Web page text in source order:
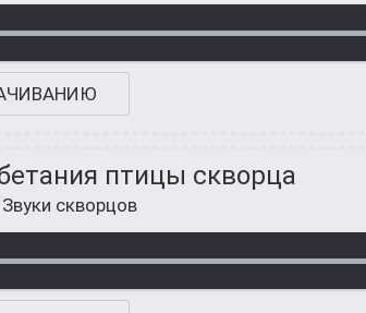
птицы скворца
Звуки скворцов